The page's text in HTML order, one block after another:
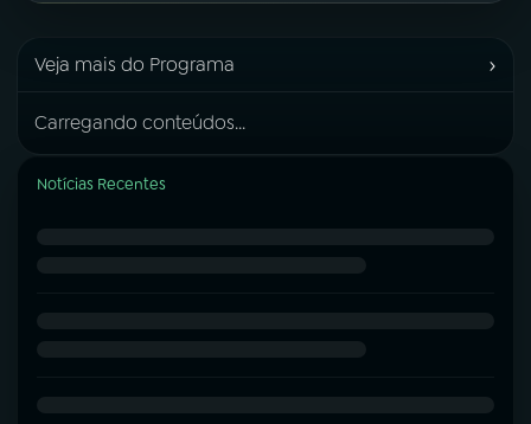
Veja mais do Programa ›
Carregando conteúdos...
Notícias Recentes